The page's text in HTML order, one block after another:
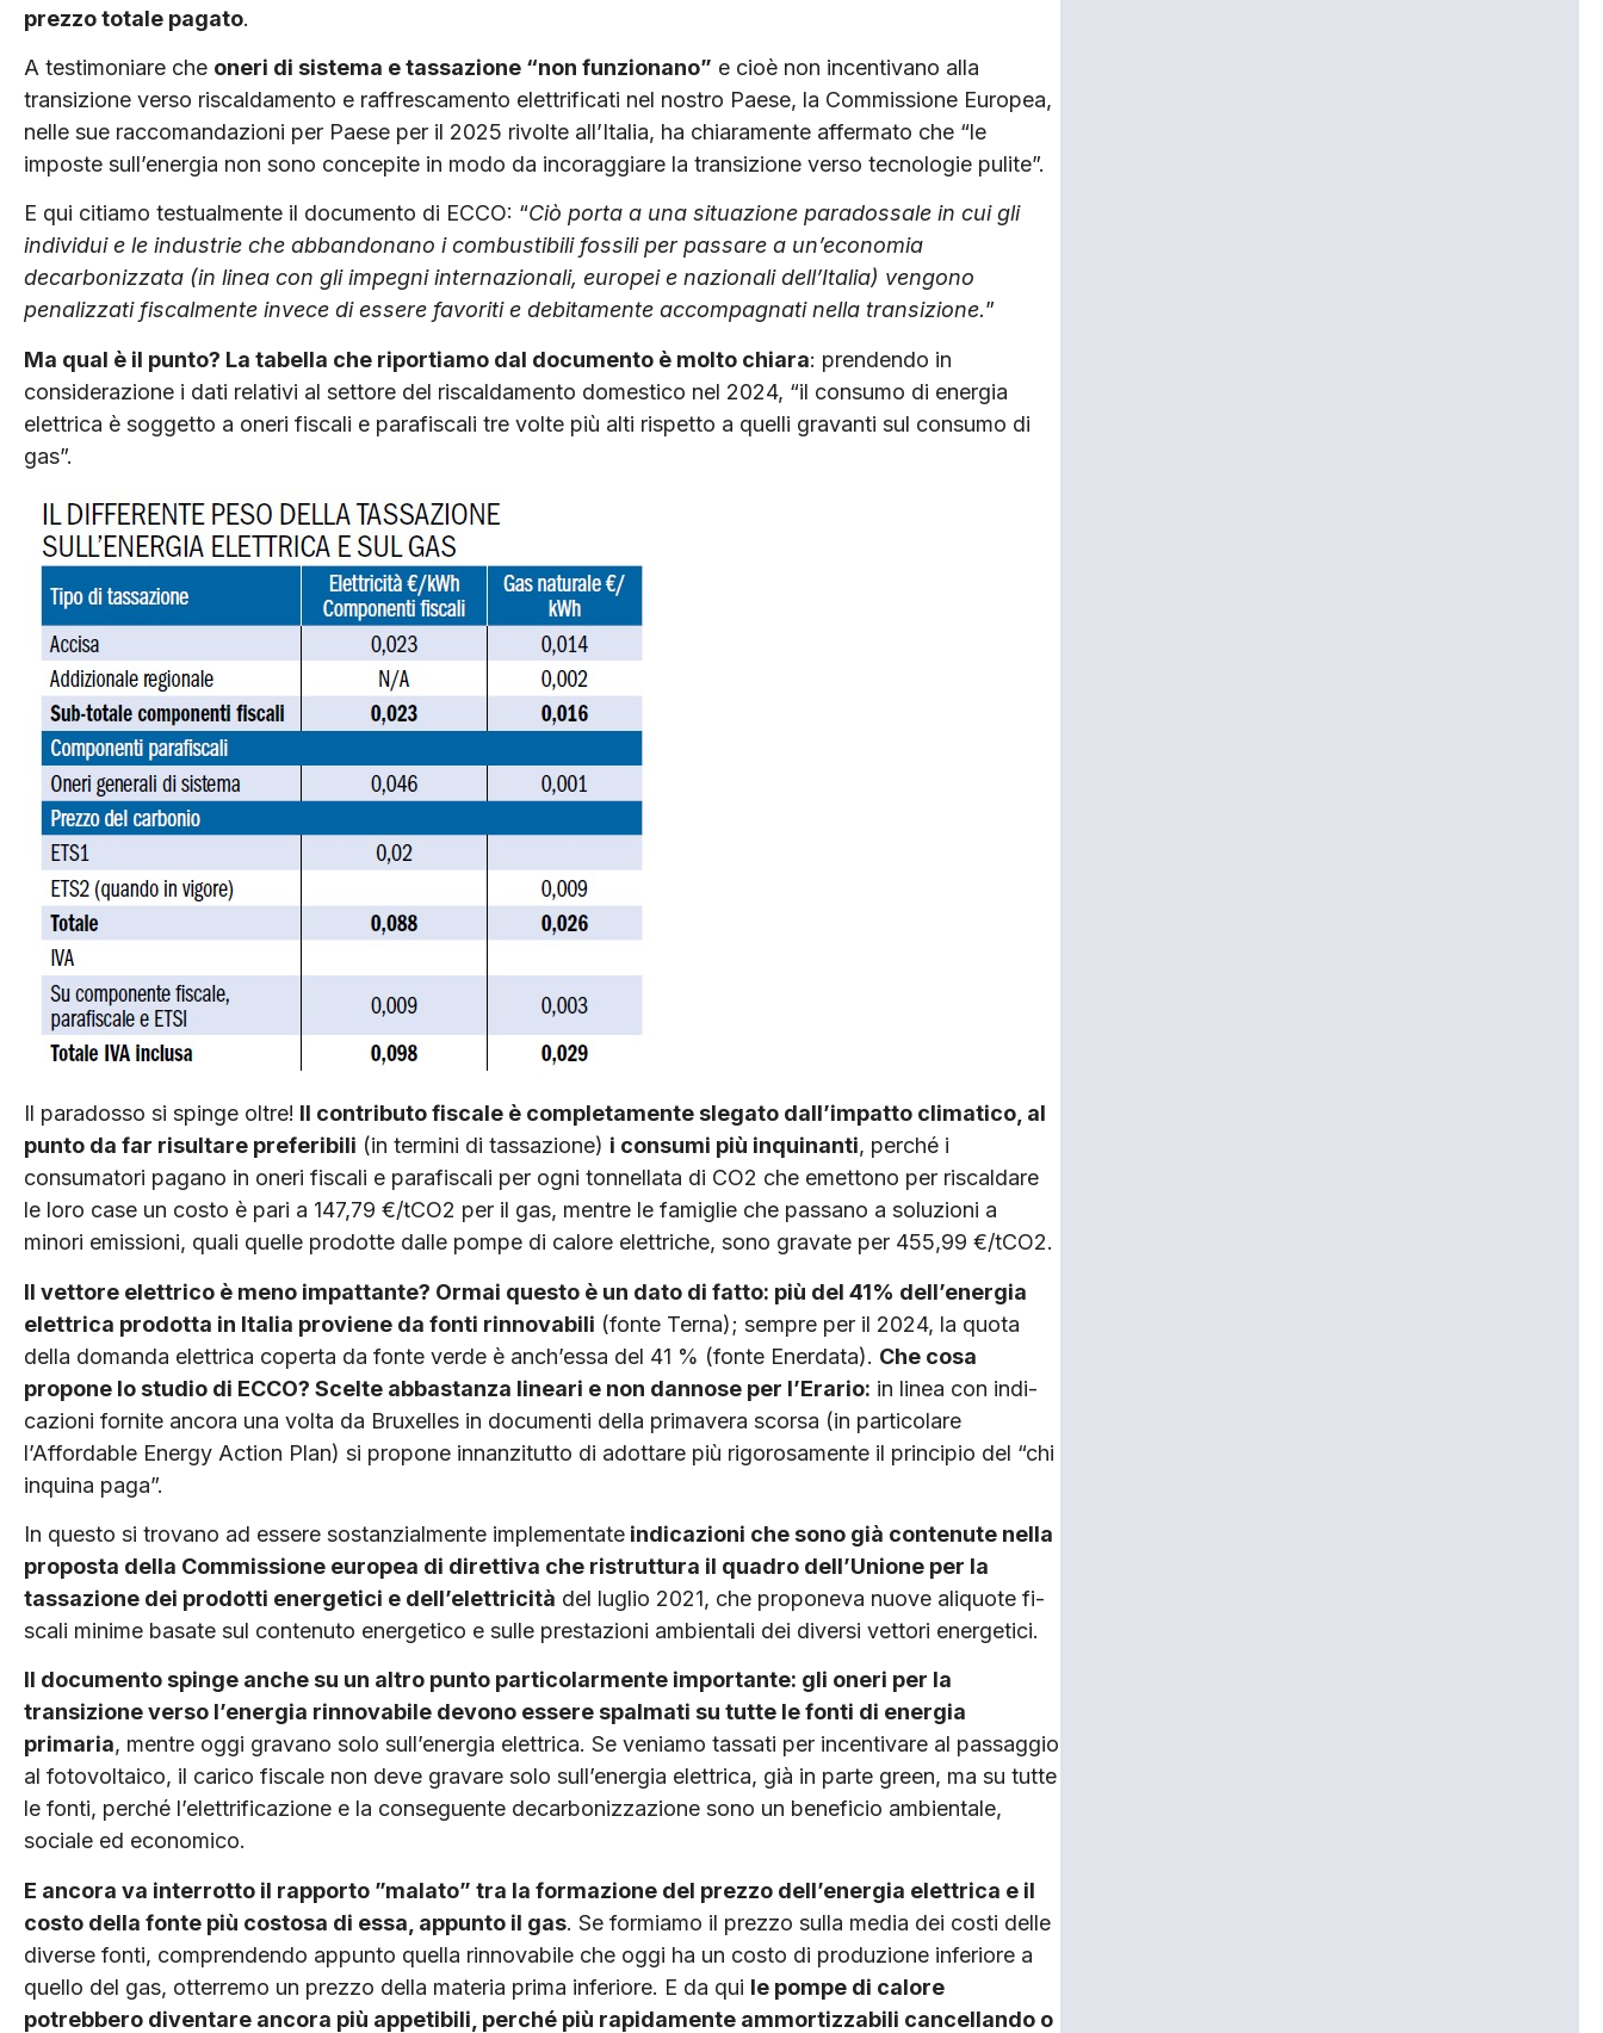
prezzo totale pagato.
A testimoniare che oneri di siste­ma e tassazione “non funzionano” e cioè non incentivano alla
transizione verso riscaldamento e raffrescamento elettrificati nel nostro Paese, la Commissione Europea,
nelle sue raccomanda­zioni per Paese per il 2025 rivolte all’Italia, ha chiaramente affer­mato che “le
imposte sull’energia non sono concepite in modo da incoraggiare la transizione verso tecnologie pulite”.
E qui citiamo testualmente il documento di ECCO: “Ciò porta a una situazione paradossale in cui gli
individui e le industrie che abbandonano i combustibili fossili per passare a un’economia
decarbonizzata (in linea con gli impegni internazionali, europei e nazionali dell’Italia) vengono
penalizzati fiscalmente invece di essere favoriti e debitamente accompagnati nella transizione.”
Ma qual è il punto? La tabella che riportiamo dal documento è molto chiara: prendendo in
considerazione i dati relativi al setto­re del riscaldamento domestico nel 2024, “il consumo di energia
elettrica è soggetto a oneri fiscali e parafiscali tre volte più alti rispetto a quelli gravanti sul consumo di
gas”.
Il paradosso si spinge oltre! Il contributo fiscale è completamen­te slegato dall’impatto climatico, al
punto da far risultare prefe­ribili (in termini di tassazione) i consumi più inquinanti, perché i
consumatori pagano in oneri fiscali e parafiscali per ogni tonnel­lata di CO2 che emettono per riscaldare
le loro case un costo è pari a 147,79 €/tCO2 per il gas, mentre le famiglie che passano a soluzioni a
minori emissioni, quali quelle prodotte dalle pompe di calore elettriche, sono gravate per 455,99 €/tCO2.
Il vettore elettrico è meno impattante? Ormai questo è un dato di fatto: più del 41% dell’energia
elettrica prodotta in Italia proviene da fonti rinnovabili (fonte Terna); sempre per il 2024, la quota
del­la domanda elettrica coperta da fonte verde è anch’essa del 41 % (fonte Enerdata). Che cosa
propone lo studio di ECCO? Scelte abbastanza lineari e non dannose per l’Erario: in linea con indi­
cazioni fornite ancora una volta da Bruxelles in documenti della primavera scorsa (in particolare
l’Affordable Energy Action Plan) si propone innanzitutto di adottare più rigorosamente il principio del “chi
inquina paga”.
In questo si trovano ad essere sostanzial­mente implementate indicazioni che sono già contenute nella
proposta della Commissione europea di direttiva che ristruttura il quadro dell’Unione per la
tassazione dei prodotti energetici e dell’elettricità del luglio 2021, che proponeva nuove aliquote fi­
scali minime basate sul contenuto energetico e sulle prestazioni ambientali dei diversi vettori energetici.
Il documento spinge anche su un altro punto particolarmente importante: gli oneri per la
transizione verso l’energia rinnovabile devono essere spalmati su tutte le fonti di energia
primaria, men­tre oggi gravano solo sull’energia elettrica. Se veniamo tassati per incentivare al passaggio
al fotovoltaico, il carico fiscale non deve gravare solo sull’energia elettrica, già in parte green, ma su tutte
le fonti, perché l’elettrificazione e la conseguente decarbo­nizzazione sono un beneficio ambientale,
sociale ed economico.
E ancora va interrotto il rapporto ”malato” tra la formazione del prezzo dell’energia elettrica e il
costo della fonte più costosa di essa, appunto il gas. Se formiamo il prezzo sulla media dei costi delle
diverse fonti, comprendendo appunto quella rinnovabile che oggi ha un costo di produzione inferiore a
quello del gas, otterremo un prezzo della materia prima inferiore. E da qui le pompe di calore
potrebbero diventare ancora più appetibili, per­ché più rapidamente ammortizzabili cancellando o